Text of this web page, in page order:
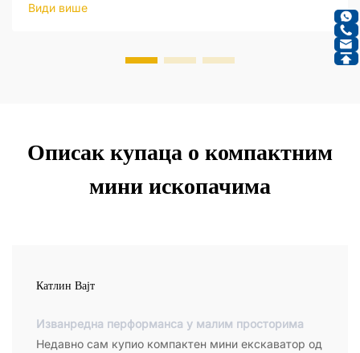
дизајнирани да реагују на улаз оператера и да праве
Види више
Описак купаца о компактним
мини ископачима
Катлин Вајт
Изванредна перформанса у малим просторима
Недавно сам купио компактен мини екскаватор од